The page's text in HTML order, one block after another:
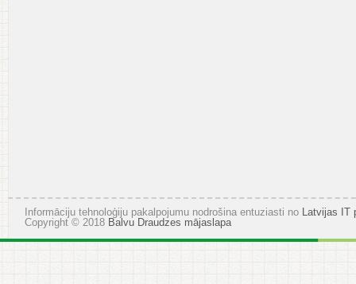
Informāciju tehnoloģiju pakalpojumu nodrošina entuziasti no Latvijas IT
Copyright © 2018 Balvu Draudzes mājaslapa